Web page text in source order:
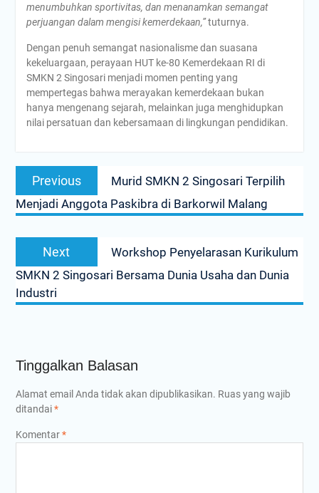
menumbuhkan sportivitas, dan menanamkan semangat
perjuangan dalam mengisi kemerdekaan,”tuturnya.
Dengan penuh semangat nasionalisme dan suasana
kekeluargaan, perayaan HUT ke-80 Kemerdekaan RI di
SMKN 2 Singosari menjadi momen penting yang
mempertegas bahwa merayakan kemerdekaan bukan
hanya mengenang sejarah, melainkan juga menghidupkan
nilai persatuan dan kebersamaan di lingkungan pendidikan.
Navigasi
posPrevious
Previous
post:
Murid SMKN 2 Singosari Terpilih
Menjadi Anggota Paskibra di Barkorwil Malang
Next
post:
Workshop Penyelarasan Kurikulum
SMKN 2 Singosari Bersama Dunia Usaha dan Dunia
Industri
Tinggalkan Balasan
Alamat email Anda tidak akan dipublikasikan. Ruas yang wajib
ditandai*
Komentar*